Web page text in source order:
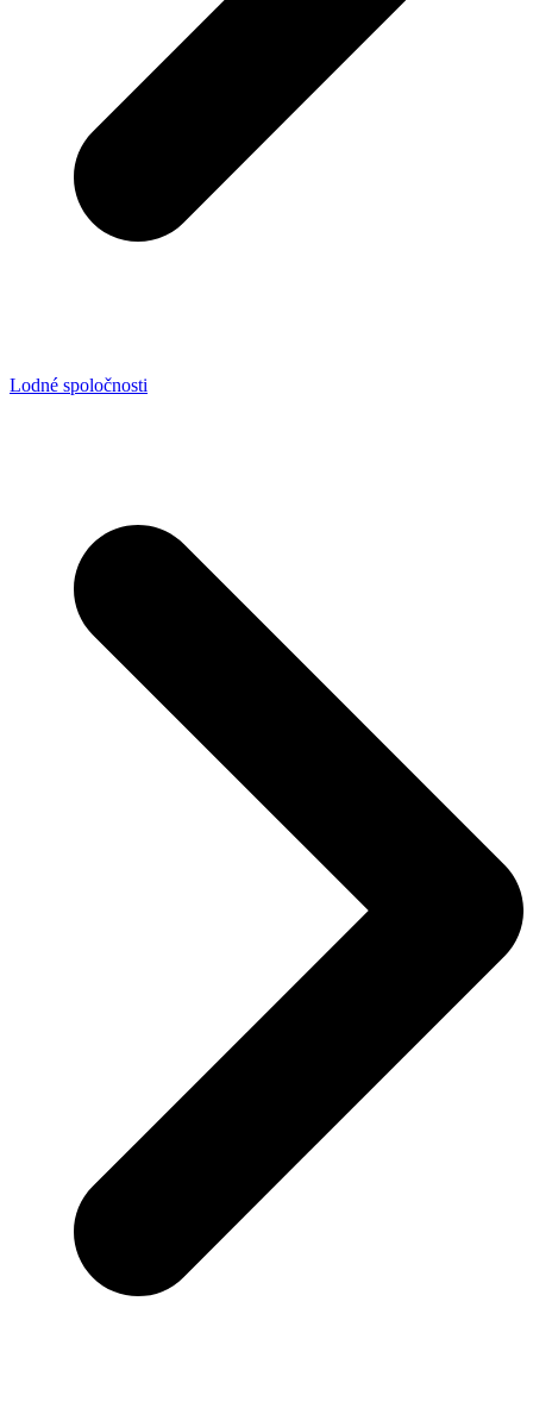
Lodné spoločnosti